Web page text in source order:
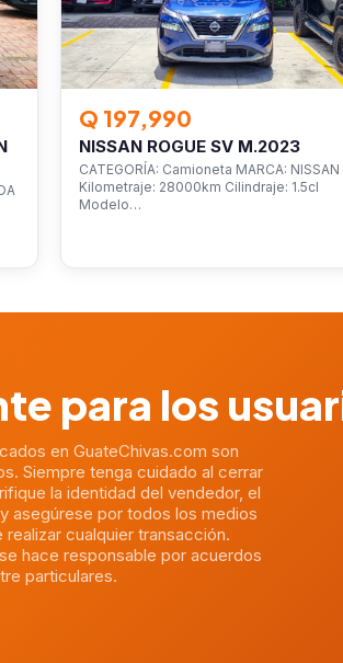
Q 197,990
NISSAN ROGUE SV M.2023
CATEGORÍA: Camioneta MARCA: NISSAN
Kilometraje: 28000km Cilindraje: 1.5cl
Modelo…
para los
en GuateChivas.com son
Siempre tenga cuidado al cerrar
la identidad del vendedor, el
asegúrese por todos los medios
cualquier transacción.
hace responsable por acuerdos
particulares.